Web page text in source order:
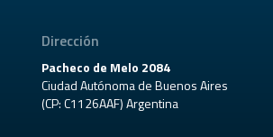
Dirección
Pacheco de Melo 2084
Ciudad Autónoma de Buenos Aires
(CP: C1126AAF) Argentina